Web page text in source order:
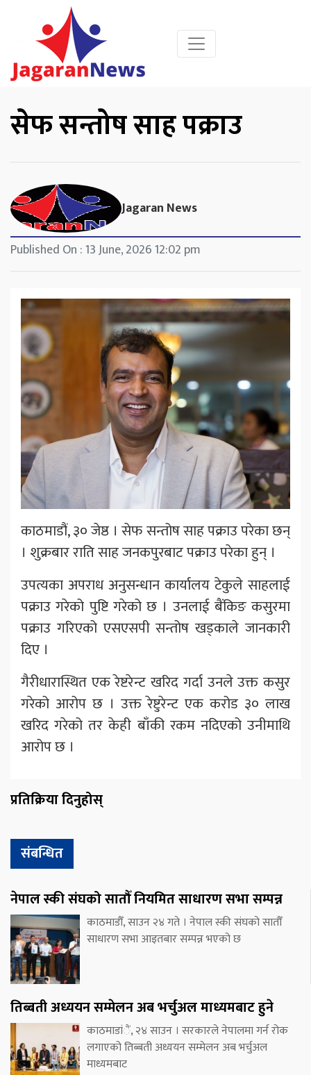
सेफ सन्तोष साह पक्राउ
Jagaran News
Published On : 13 June, 2026 12:02 pm
काठमाडौं, ३० जेष्ठ । सेफ सन्तोष साह पक्राउ परेका छन्
। शुक्रबार राति साह जनकपुरबाट पक्राउ परेका हुन् ।
उपत्यका अपराध अनुसन्धान कार्यालय टेकुले साहलाई
पक्राउ गरेको पुष्टि गरेको छ । उनलाई बैंकिङ कसुरमा
पक्राउ गरिएको एसएसपी सन्तोष खड्काले जानकारी
दिए ।
गैरीधारास्थित एक रेष्टरेन्ट खरिद गर्दा उनले उक्त कसुर
गरेको आरोप छ । उक्त रेष्टुरेन्ट एक करोड ३० लाख
खरिद गरेको तर केही बाँकी रकम नदिएको उनीमाथि
आरोप छ ।
प्रतिक्रिया दिनुहोस्
संबन्धित
नेपाल स्की संघको सातौँ नियमित साधारण सभा सम्पन्न
काठमाडौँ, साउन २४ गते । नेपाल स्की संघको सातौँ
साधारण सभा आइतबार सम्पन्न भएको छ
तिब्बती अध्ययन सम्मेलन अब भर्चुअल माध्यमबाट हुने
काठमाडांैं, २४ साउन । सरकारले नेपालमा गर्न रोक
लगाएको तिब्बती अध्ययन सम्मेलन अब भर्चुअल
माध्यमबाट